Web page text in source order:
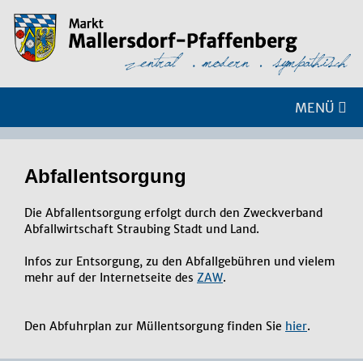
MENÜ
Ab­fall­ent­sor­gung
Die Abfallentsorgung erfolgt durch den Zweckverband
Abfallwirtschaft Straubing Stadt und Land.
Infos zur Entsorgung, zu den Abfallgebühren und vielem
mehr auf der Internetseite des ZAW.
Den Abfuhrplan zur Müllentsorgung finden Sie hier.